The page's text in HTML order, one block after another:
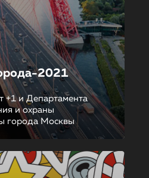
2021
+1 и Департамента
и охраны
города Москвы